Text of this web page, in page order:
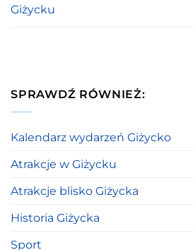
Giżycku
SPRAWDŹ RÓWNIEŻ:
Kalendarz wydarzeń Giżycko
Atrakcje w Giżycku
Atrakcje blisko Giżycka
Historia Giżycka
Sport